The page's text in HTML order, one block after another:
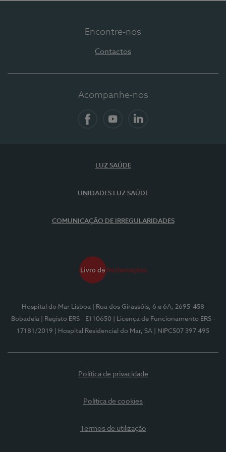
Encontre-nos
Contactos
Acompanhe-nos
LUZ SAÚDE
UNIDADES LUZ SAÚDE
COMUNICAÇÃO DE IRREGULARIDADES
Hospital do Mar Lisboa
| Rua dos Girassóis, 6 e 6A, 2695-458
Bobadela
| Registo ERS - E110650
| Licença de Funcionamento ERS -
17181/2019
| Hospital Residencial do Mar, SA | NIPC507 397 495
Política de privacidade
Política de cookies
Termos de utilização